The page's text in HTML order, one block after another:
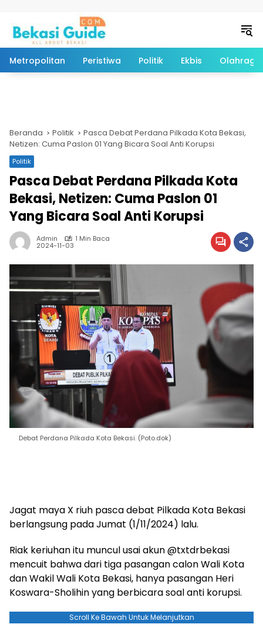
Metropolitan Peristiwa Politik Ekbis Olahraga
Beranda Politik
Pasca Debat Perdana Pilkada Kota Bekasi,
Netizen: Cuma Paslon 01 Yang Bicara Soal Anti Korupsi
Politik
Pasca Debat Perdana Pilkada Kota
Bekasi, Netizen: Cuma Paslon 01
Yang Bicara Soal Anti Korupsi
Admin 1 Min Baca
2024-11-03
Debat Perdana Pilkada Kota Bekasi. (Poto.dok)
Jagat maya X riuh pasca debat Pilkada Kota Bekasi
berlangsung pada Jumat (1/11/2024) lalu.
Riak keriuhan itu muncul usai akun @txtdrbekasi
mencuit bahwa dari tiga pasangan calon Wali Kota
dan Wakil Wali Kota Bekasi, hanya pasangan Heri
Koswara-Sholihin yang berbicara soal anti korupsi.
Scroll Ke Bawah Untuk Melanjutkan